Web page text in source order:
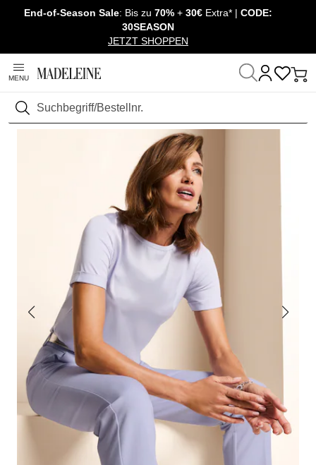
Überspringe Navigation, direkt zum Content
End-of-Season Sale: Bis zu 70% + 30€ Extra* | CODE:
30SEASON
JETZT SHOPPEN
MENU
Suchen
Startseite Mode